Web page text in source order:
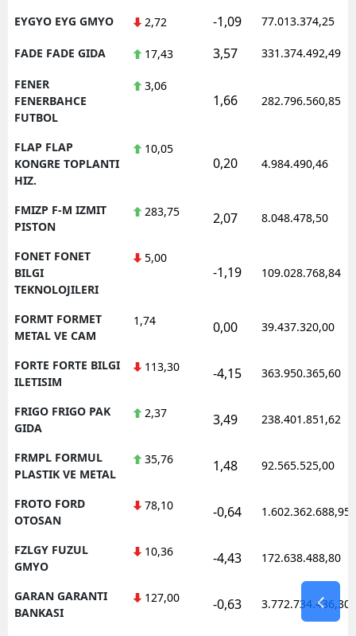
EYGYO EYG GMYO 2,72 -1,09 77.013.374,25
FADE FADE GIDA 17,43 3,57 331.374.492,49
FENER
FENERBAHCE
FUTBOL
3,06
1,66 282.796.560,85
FLAP FLAP
KONGRE TOPLANTI
HIZ.
10,05
0,20 4.984.490,46
FMIZP F-M IZMIT
PISTON
283,75 2,07 8.048.478,50
FONET FONET
BILGI
TEKNOLOJILERI
5,00
-1,19 109.028.768,84
FORMT FORMET
METAL VE CAM
1,74 0,00 39.437.320,00
FORTE FORTE BILGI
ILETISIM
113,30 -4,15 363.950.365,60
FRIGO FRIGO PAK
GIDA
2,37 3,49 238.401.851,62
FRMPL FORMUL
PLASTIK VE METAL
35,76 1,48 92.565.525,00
FROTO FORD
OTOSAN
78,10 -0,64 1.602.362.688,95
FZLGY FUZUL
GMYO
10,36 -4,43 172.638.488,80
GARAN GARANTI
BANKASI
127,00 -0,63 3.772.734.436,30